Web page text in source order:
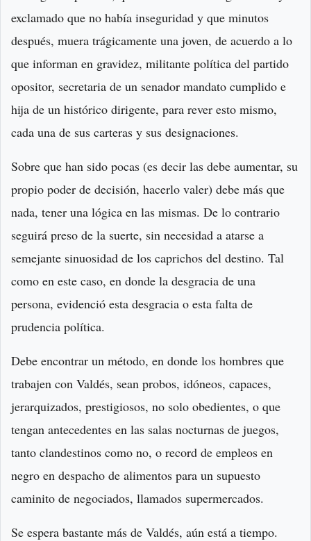
exclamado que no había inseguridad y que minutos
después, muera trágicamente una joven, de acuerdo a lo
que informan en gravidez, militante política del partido
opositor, secretaria de un senador mandato cumplido e
hija de un histórico dirigente, para rever esto mismo,
cada una de sus carteras y sus designaciones.
Sobre que han sido pocas (es decir las debe aumentar, su
propio poder de decisión, hacerlo valer) debe más que
nada, tener una lógica en las mismas. De lo contrario
seguirá preso de la suerte, sin necesidad a atarse a
semejante sinuosidad de los caprichos del destino. Tal
como en este caso, en donde la desgracia de una
persona, evidenció esta desgracia o esta falta de
prudencia política.
Debe encontrar un método, en donde los hombres que
trabajen con Valdés, sean probos, idóneos, capaces,
jerarquizados, prestigiosos, no solo obedientes, o que
tengan antecedentes en las salas nocturnas de juegos,
tanto clandestinos como no, o record de empleos en
negro en despacho de alimentos para un supuesto
caminito de negociados, llamados supermercados.
Se espera bastante más de Valdés, aún está a tiempo.